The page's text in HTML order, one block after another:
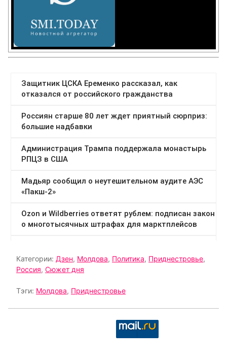
Категории: Дзен, Молдова, Политика, Приднестровье,
Россия, Сюжет дня
Тэги: Молдова, Приднестровье